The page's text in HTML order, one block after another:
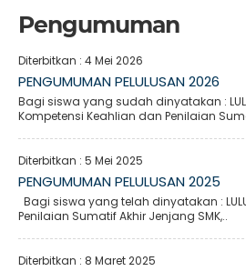
Pengumuman
Diterbitkan : 4 Mei 2026
PENGUMUMAN PELULUSAN 2026
Bagi siswa yang sudah dinyatakan :
Kompetensi Keahlian dan Penilaian
Diterbitkan : 5 Mei 2025
PENGUMUMAN PELULUSAN 2025
Bagi siswa yang telah dinyatakan :
Penilaian Sumatif Akhir Jenjang SMK,..
Diterbitkan : 8 Maret 2025